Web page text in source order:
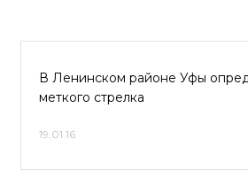
В Ленинском районе Уфы
меткого стрелка
19.01.16